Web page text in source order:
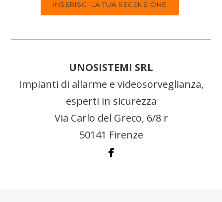
INSERISCI LA TUA RECENSIONE
UNOSISTEMI SRL
Impianti di allarme e videosorveglianza,
esperti in sicurezza
Via Carlo del Greco, 6/8 r
50141 Firenze